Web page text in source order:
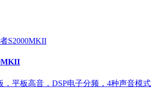
，平板高音，DSP电子分频，4种声音模式